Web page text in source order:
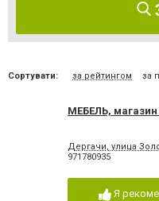
Сортувати: за рейтингом за
МЕБЕЛЬ,
Дергачи, улица
971780935
Я